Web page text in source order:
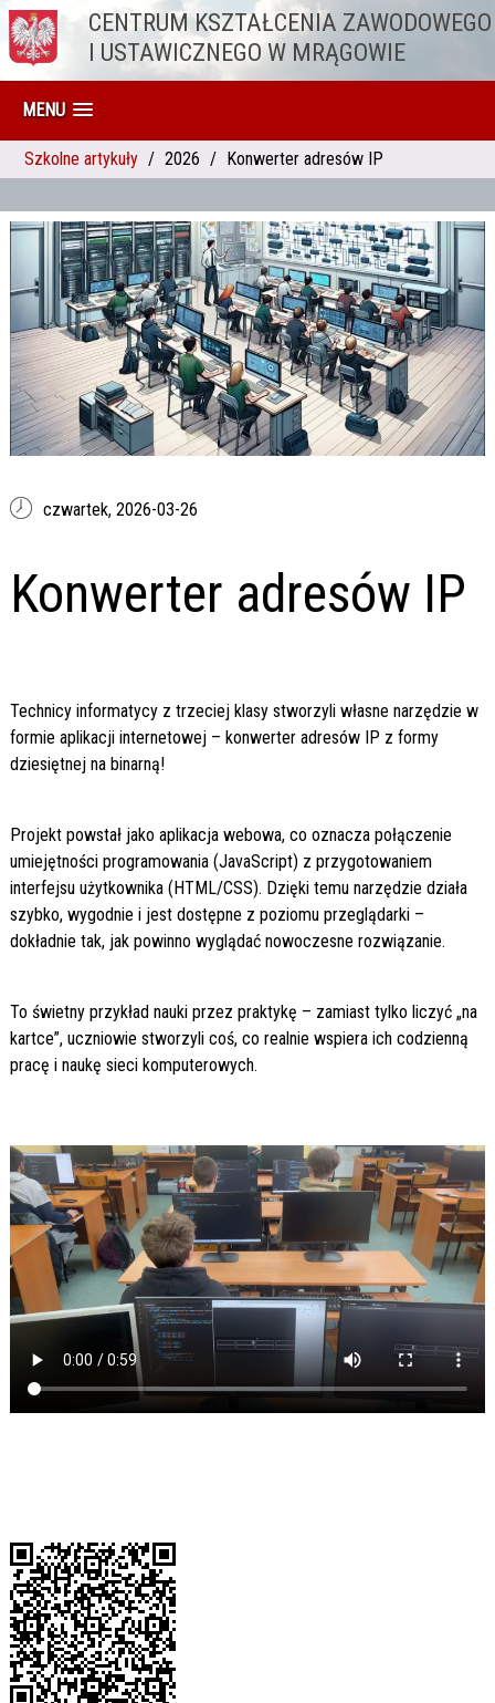
Przejdź do treściCENTRUM KSZTAŁCENIA ZAWODOWEGO
I USTAWICZNEGO W MRĄGOWIE
MENU
Szkolne artykuły 2026 Konwerter adresów IP
czwartek, 2026-03-26
Konwerter adresów IP
Technicy informatycy z trzeciej klasy stworzyli własne narzędzie w
formie aplikacji internetowej – konwerter adresów IP z formy
dziesiętnej na binarną!
Projekt powstał jako aplikacja webowa, co oznacza połączenie
umiejętności programowania (JavaScript) z przygotowaniem
interfejsu użytkownika (HTML/CSS). Dzięki temu narzędzie działa
szybko, wygodnie i jest dostępne z poziomu przeglądarki –
dokładnie tak, jak powinno wyglądać nowoczesne rozwiązanie.
To świetny przykład nauki przez praktykę – zamiast tylko liczyć „na
kartce”, uczniowie stworzyli coś, co realnie wspiera ich codzienną
pracę i naukę sieci komputerowych.